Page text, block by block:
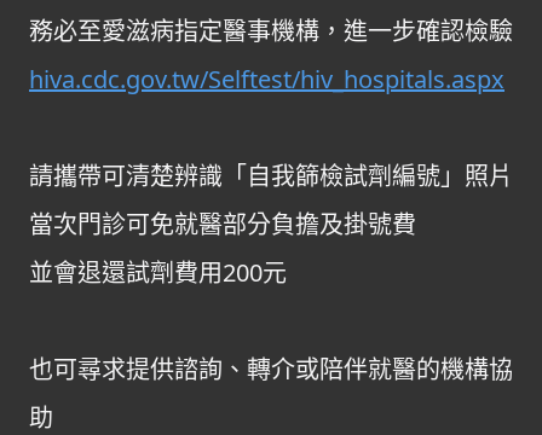
務必至愛滋病指定醫事機構，進一步確認檢驗
hiva.cdc.gov.tw/Selftest/hiv_hospitals.aspx
請攜帶可清楚辨識「自我篩檢試劑編號」照片
當次門診可免就醫部分負擔及掛號費
並會退還試劑費用200元
也可尋求提供諮詢、轉介或陪伴就醫的機構協
助